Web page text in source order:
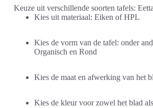
Keuze uit verschillende soorten tafels:
Kies uit materiaal: Eiken of HPL
Kies de vorm van de tafel: onder
Organisch en Rond
Kies de maat en afwerking van het
Kies de kleur voor zowel het blad